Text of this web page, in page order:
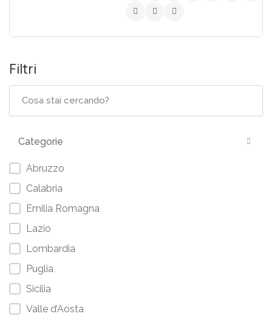
Filtri
Categorie
Abruzzo
Calabria
Emilia Romagna
Lazio
Lombardia
Puglia
Sicilia
Valle d’Aosta